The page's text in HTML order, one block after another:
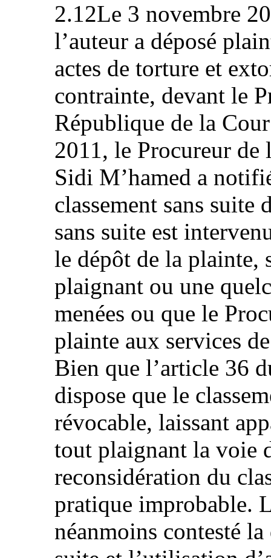
2.12Le 3 novembre
l’auteur a déposé
actes de torture et
contrainte, devant le
République de la
2011, le Procureur
Sidi M’hamed a
classement sans suite
sans suite est
le dépôt de la plainte,
plaignant ou une
menées ou que le
plainte aux services
Bien que l’article 36
dispose que le
révocable, laissant
tout plaignant la voie
reconsidération du
pratique improbable.
néanmoins contesté